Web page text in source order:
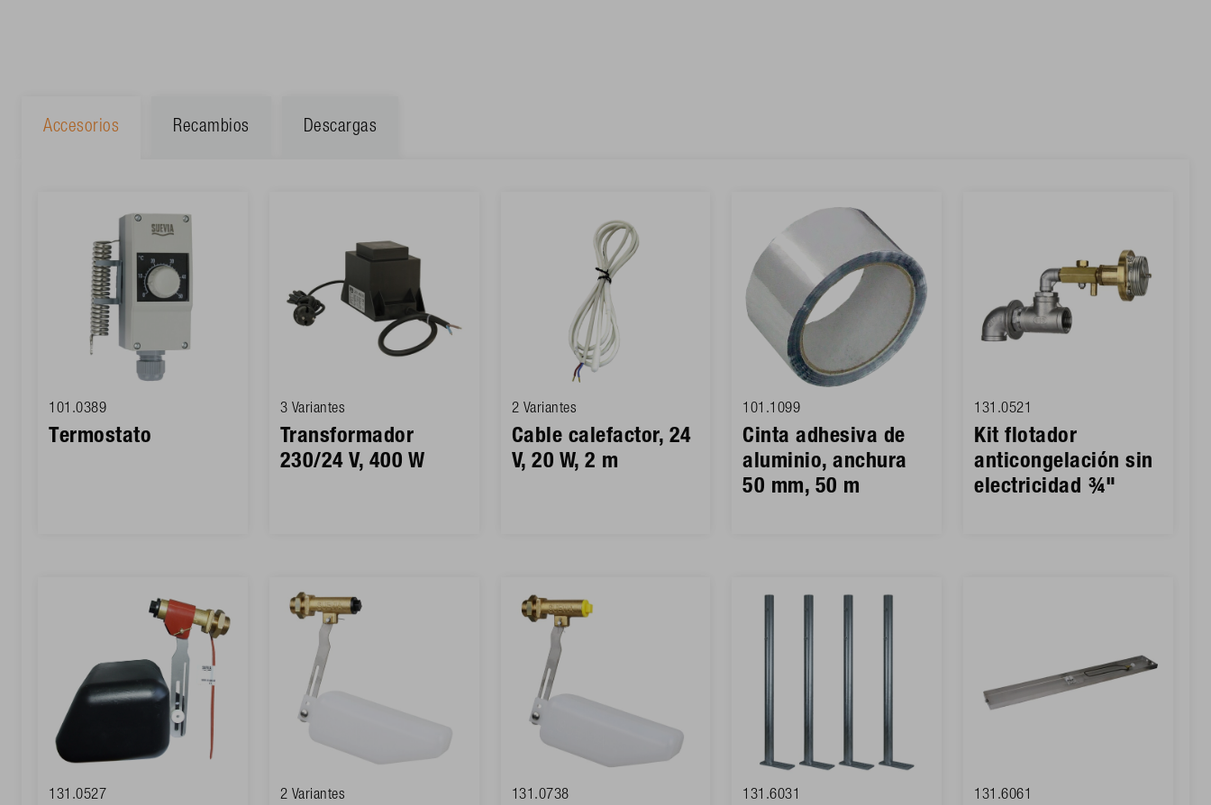
Accesorios Recambios Descargas
101.0389
Termostato
3 Variantes
Transformador
230/24 V, 400 W
2 Variantes
Cable calefactor, 24
V, 20 W, 2 m
101.1099
Cinta adhesiva de
aluminio, anchura
50 mm, 50 m
131.0521
Kit flotador
anticongelación sin
electricidad ¾"
131.0527 2 Variantes 131.0738 131.6031 131.6061